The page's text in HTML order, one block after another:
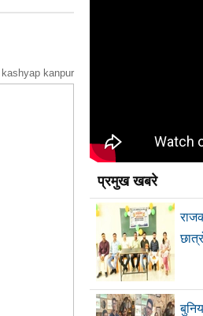
kanpur
प्रमुख खबरे